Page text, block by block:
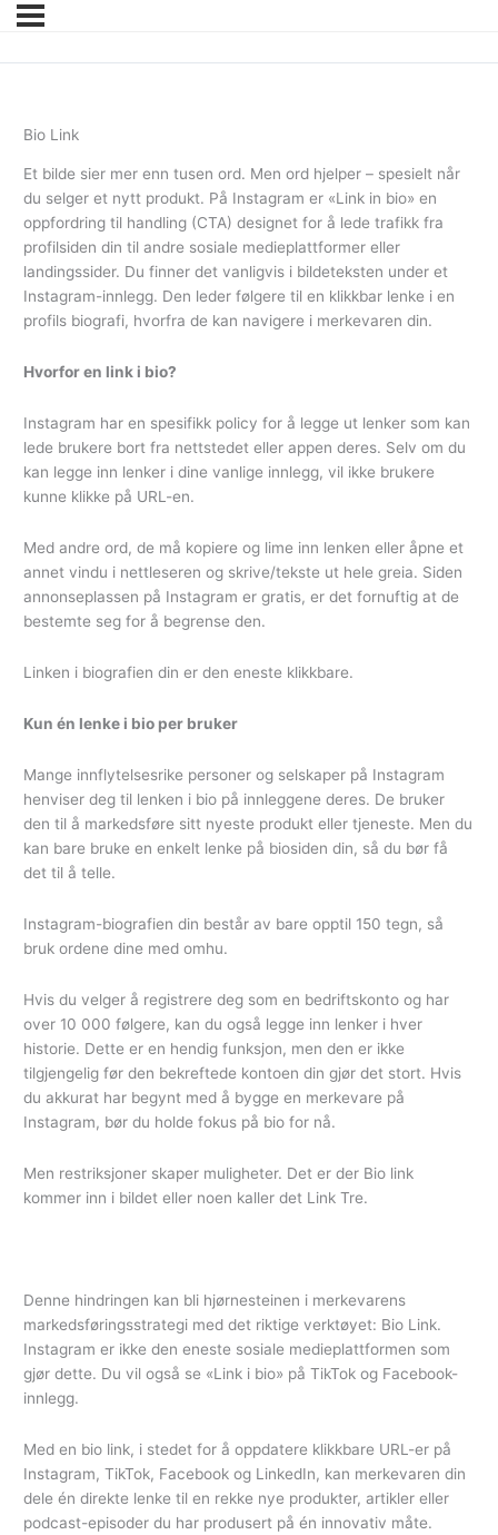
Bio Link
Et bilde sier mer enn tusen ord. Men ord hjelper – spesielt når
du selger et nytt produkt. På Instagram er «Link in bio» en
oppfordring til handling (CTA) designet for å lede trafikk fra
profilsiden din til andre sosiale medieplattformer eller
landingssider. Du finner det vanligvis i bildeteksten under et
Instagram-innlegg. Den leder følgere til en klikkbar lenke i en
profils biografi, hvorfra de kan navigere i merkevaren din.
Hvorfor en link i bio?
Instagram har en spesifikk policy for å legge ut lenker som kan
lede brukere bort fra nettstedet eller appen deres. Selv om du
kan legge inn lenker i dine vanlige innlegg, vil ikke brukere
kunne klikke på URL-en.
Med andre ord, de må kopiere og lime inn lenken eller åpne et
annet vindu i nettleseren og skrive/tekste ut hele greia. Siden
annonseplassen på Instagram er gratis, er det fornuftig at de
bestemte seg for å begrense den.
Linken i biografien din er den eneste klikkbare.
Kun én lenke i bio per bruker
Mange innflytelsesrike personer og selskaper på Instagram
henviser deg til lenken i bio på innleggene deres. De bruker
den til å markedsføre sitt nyeste produkt eller tjeneste. Men du
kan bare bruke en enkelt lenke på biosiden din, så du bør få
det til å telle.
Instagram-biografien din består av bare opptil 150 tegn, så
bruk ordene dine med omhu.
Hvis du velger å registrere deg som en bedriftskonto og har
over 10 000 følgere, kan du også legge inn lenker i hver
historie. Dette er en hendig funksjon, men den er ikke
tilgjengelig før den bekreftede kontoen din gjør det stort. Hvis
du akkurat har begynt med å bygge en merkevare på
Instagram, bør du holde fokus på bio for nå.
Men restriksjoner skaper muligheter. Det er der Bio link
kommer inn i bildet eller noen kaller det Link Tre.
Denne hindringen kan bli hjørnesteinen i merkevarens
markedsføringsstrategi med det riktige verktøyet: Bio Link.
Instagram er ikke den eneste sosiale medieplattformen som
gjør dette. Du vil også se «Link i bio» på TikTok og Facebook-
innlegg.
Med en bio link, i stedet for å oppdatere klikkbare URL-er på
Instagram, TikTok, Facebook og LinkedIn, kan merkevaren din
dele én direkte lenke til en rekke nye produkter, artikler eller
podcast-episoder du har produsert på én innovativ måte.